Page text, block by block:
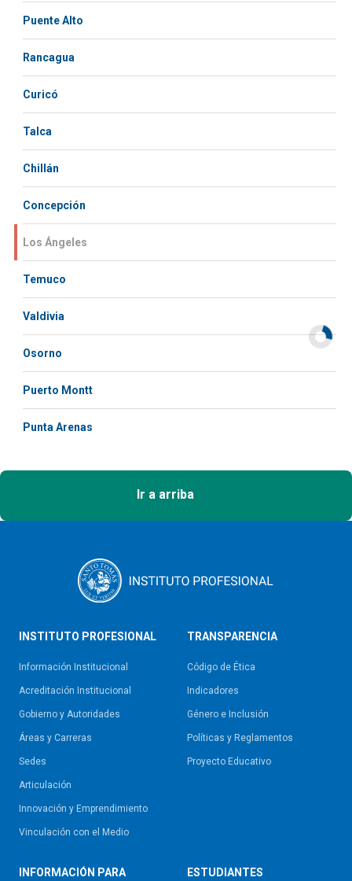
Puente Alto
Rancagua
Curicó
Talca
Chillán
Concepción
Los Ángeles
Temuco
Valdivia
Osorno
Puerto Montt
Punta Arenas
Ir a arriba
INSTITUTO PROFESIONAL
Información Institucional
Acreditación Institucional
Gobierno y Autoridades​
Áreas y Carreras
Sedes
Articulación
Innovación y Emprendimiento
Vinculación con el Medio
TRANSPARENCIA
Código de Ética
Indicadores
Género e Inclusión
Políticas y Reglamentos​
Proyecto Educativo
INFORMACIÓN PARA ESTUDIANTES